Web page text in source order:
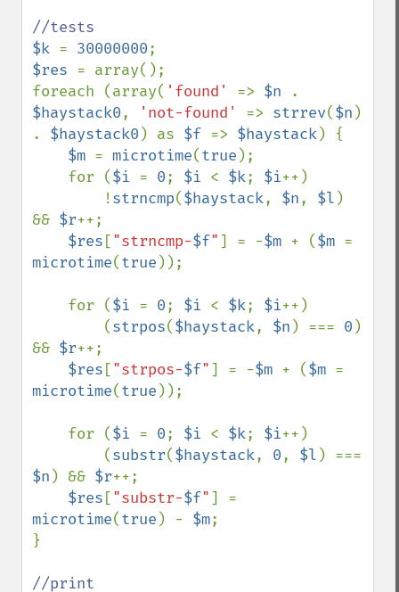
$k = 30000000
$res = array();
foreach (array( 'found' => $n
$haystack0, 'not-found' => strrev($n )
. $haystack0 ) as $f => $haystack) {
$m = microtime(true );
    for (
$i = 0; $i < $k; $i++)
        !
strncmp($haystack, $n, $l )
&& $r++;
$res ["strncmp-$f"] = -$m + ($m
microtime(true ));
    for (
$i = 0; $i < $k; $i++)
        (
strpos($haystack, $n ) === 0 )
&& $r++;
$res ["strpos-$f"] = -$m + ($m
microtime(true ));
    for (
$i = 0; $i < $k; $i++)
        (
substr($haystack, 0, $l
$n ) && $r++;
$res ["substr-$f"
microtime(true ) - $m;
}